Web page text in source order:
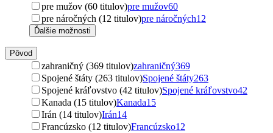
pre mužov (60 titulov)pre mužov60
pre náročných (12 titulov)pre náročných12
Ďalšie možnosti
Pôvod
zahraničný (369 titulov)zahraničný369
Spojené štáty (263 titulov)Spojené štáty263
Spojené kráľovstvo (42 titulov)Spojené kráľovstvo42
Kanada (15 titulov)Kanada15
Irán (14 titulov)Irán14
Francúzsko (12 titulov)Francúzsko12